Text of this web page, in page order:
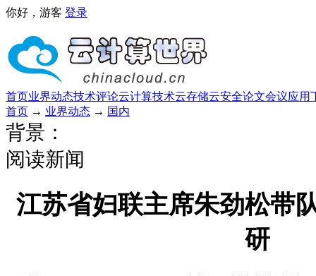
你好，游客 登录
首页业界动态技术评论云计算技术云存储云安全论文会议应用
首页 → 业界动态 → 国内
背景：
阅读新闻
江苏省妇联主席朱劲松带
研